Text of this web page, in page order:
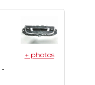
-
+ photos